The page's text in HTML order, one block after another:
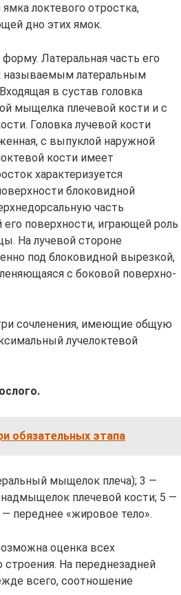
локтевого отростка,
дно этих ямок.
Латеральная часть его
называемым латеральным
в сустав головка
мыщелка плечевой кости и с
Головка лучевой кости
с выпуклой наружной
кости имеет
характеризуется
блоковидной
часть
поверхности, игра­ющей роль
На лучевой стороне
под блоковидной вырезкой,
с боковой поверхно­
сочленения, имеющие общую
лучелоктевой
обязательных этапа
мыщелок плеча); 3 —
плечевой кости; 5 —
переднее «жировое тело».
оценка всех
строения. На переднезадней
всего, соотношение